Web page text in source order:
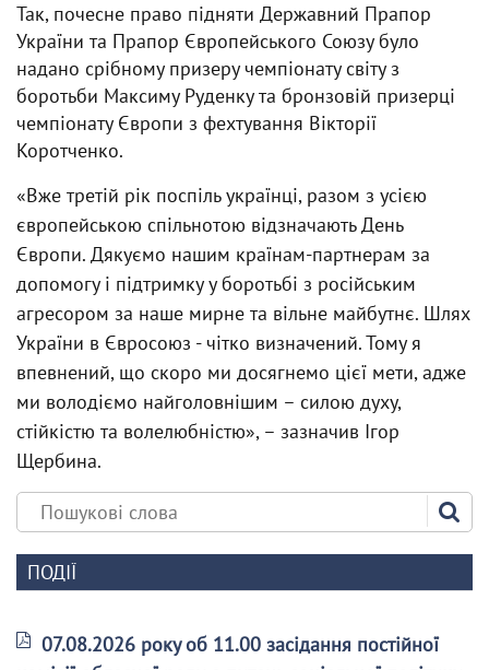
Так, почесне право підняти Державний Прапор
України та Прапор Європейського Союзу було
надано срібному призеру чемпіонату світу з
боротьби Максиму Руденку та бронзовій призерці
чемпіонату Європи з фехтування Вікторії
Коротченко.
«Вже третій рік поспіль українці, разом з усією
європейською спільнотою відзначають День
Європи. Дякуємо нашим країнам-партнерам за
допомогу і підтримку у боротьбі з російським
агресором за наше мирне та вільне майбутнє. Шлях
України в Євросоюз - чітко визначений. Тому я
впевнений, що скоро ми досягнемо цієї мети, адже
ми володіємо найголовнішим – силою духу,
стійкістю та волелюбністю», – зазначив Ігор
Щербина.
ПОДІЇ
07.08.2026 року об 11.00 засідання постійної